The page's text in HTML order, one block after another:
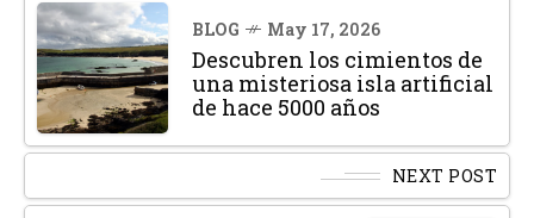
BLOG May 17, 2026
Descubren los cimientos de
una misteriosa isla artificial
de hace 5000 años
NEXT POST